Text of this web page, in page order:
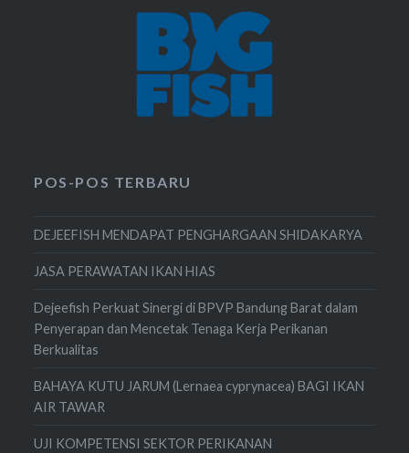
POS-POS TERBARU
DEJEEFISH MENDAPAT PENGHARGAAN SHIDAKARYA
JASA PERAWATAN IKAN HIAS
Dejeefish Perkuat Sinergi di BPVP Bandung Barat dalam
Penyerapan dan Mencetak Tenaga Kerja Perikanan
Berkualitas
BAHAYA KUTU JARUM (Lernaea cyprynacea) BAGI IKAN
AIR TAWAR
UJI KOMPETENSI SEKTOR PERIKANAN